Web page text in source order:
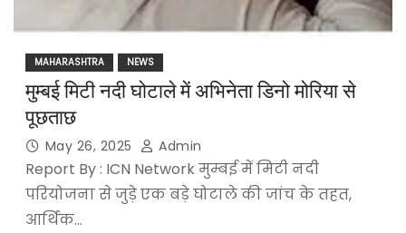
MAHARASHTRA NEWS
मुम्बई मिटी नदी घोटाले में अभिनेता डिनो मोरिया से
पूछताछ
May 26, 2025 Admin
Report By : ICN Network मुम्बई में मिटी नदी
परियोजना से जुड़े एक बड़े घोटाले की जांच के तहत,
आर्थिक…